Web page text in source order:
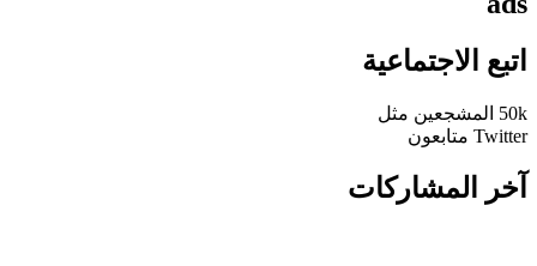
اتبع الاجتماعية
50k المشجعين مثل
Twitter متابعون
آخر المشاركات